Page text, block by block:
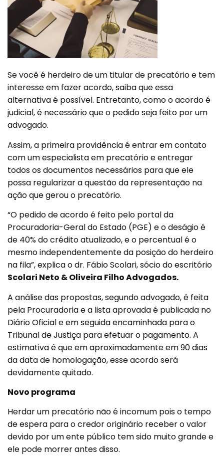
Se você é herdeiro de um titular de precatório e tem
interesse em fazer acordo, saiba que essa
alternativa é possível. Entretanto, como o acordo é
judicial, é necessário que o pedido seja feito por um
advogado.
Assim, a primeira providência é entrar em contato
com um especialista em precatório e entregar
todos os documentos necessários para que ele
possa regularizar a questão da representação na
ação que gerou o precatório.
“O pedido de acordo é feito pelo portal da
Procuradoria-Geral do Estado (PGE) e o deságio é
de 40% do crédito atualizado, e o percentual é o
mesmo independentemente da posição do herdeiro
na fila”, explica o dr. Fábio Scolari, sócio do escritório
Scolari Neto & Oliveira Filho Advogados.
A análise das propostas, segundo advogado, é feita
pela Procuradoria e a lista aprovada é publicada no
Diário Oficial e em seguida encaminhada para o
Tribunal de Justiça para efetuar o pagamento. A
estimativa é que em aproximadamente em 90 dias
da data de homologação, esse acordo será
devidamente quitado.
Novo programa
Herdar um precatório não é incomum pois o tempo
de espera para o credor originário receber o valor
devido por um ente público tem sido muito grande e
ele pode morrer antes disso.